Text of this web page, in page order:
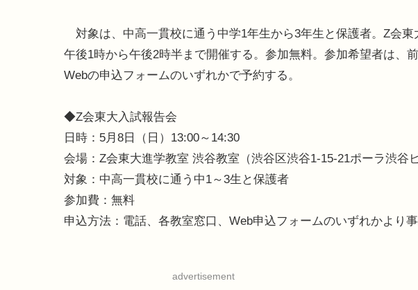
対象は、中高一貫校に通う中学1年生から3年生と保護者。Z会東
午後1時から午後2時半まで開催する。参加無料。参加希望者は、
Webの申込フォームのいずれかで予約する。
◆Z会東大入試報告会
日時：5月8日（日）13:00～14:30
会場：Z会東大進学教室 渋谷教室（渋谷区渋谷1-15-21ポーラ渋谷ビ
対象：中高一貫校に通う中1～3生と保護者
参加費：無料
申込方法：電話、各教室窓口、Web申込フォームのいずれかより
advertisement